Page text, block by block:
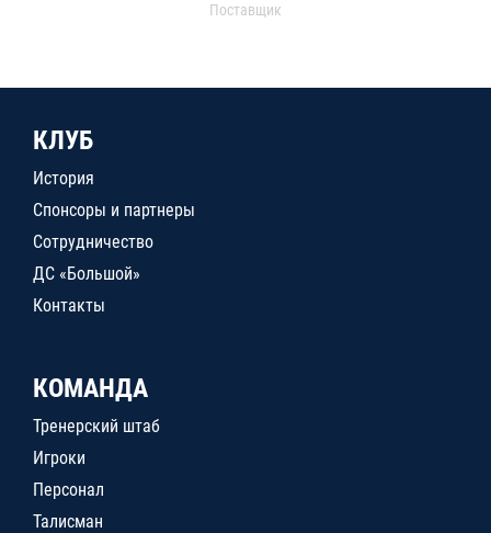
Поставщик
КЛУБ
История
Спонсоры и партнеры
Сотрудничество
ДС «Большой»
Контакты
КОМАНДА
Тренерский штаб
Игроки
Персонал
Талисман